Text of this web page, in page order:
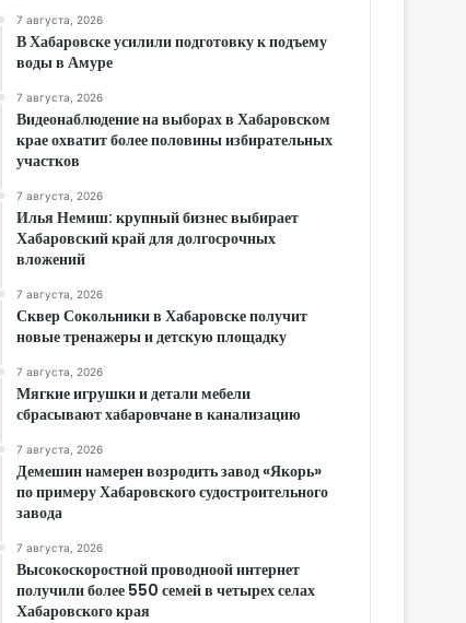
7 августа, 2026
В Хабаровске усилили подготовку к подъему
воды в Амуре
7 августа, 2026
Видеонаблюдение на выборах в Хабаровском
крае охватит более половины избирательных
участков
7 августа, 2026
Илья Немиш: крупный бизнес выбирает
Хабаровский край для долгосрочных
вложений
7 августа, 2026
Сквер Сокольники в Хабаровске получит
новые тренажеры и детскую площадку
7 августа, 2026
Мягкие игрушки и детали мебели
сбрасывают хабаровчане в канализацию
7 августа, 2026
Демешин намерен возродить завод «Якорь»
по примеру Хабаровского судостроительного
завода
7 августа, 2026
Высокоскоростной проводноой интернет
получили более 550 семей в четырех селах
Хабаровского края